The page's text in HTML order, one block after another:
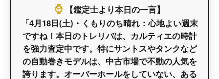
⌚ 【鑑定士より本日の一言】
「4月18日(土)・くもりのち晴れ：心地よい週末
ですね！本日のトレリバは、 カルティエの時計
を強力査定中です。特にサントスやタンクなど
の自動巻きモデルは、 中古市場で不動の人気を
誇ります。オーバーホールをしていない、ある